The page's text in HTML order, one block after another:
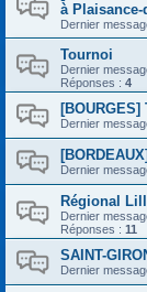
à Plaisance-
Dernier
Tournoi
Dernier
Réponses : 4
Dernier
Dernier
Régional
Dernier
Réponses : 11
SAINT-
Dernier